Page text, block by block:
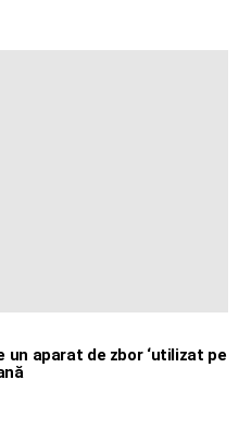
un aparat de zbor ‘utilizat pe